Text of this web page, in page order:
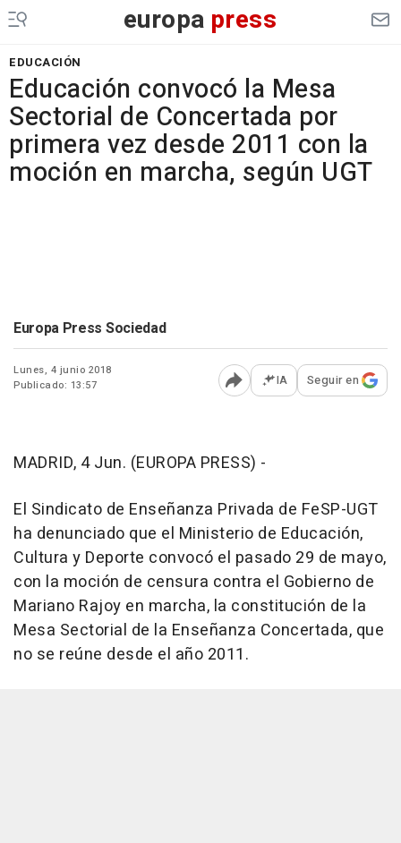
europa press
EDUCACIÓN
Educación convocó la Mesa
Sectorial de Concertada por
primera vez desde 2011 con la
moción en marcha, según UGT
Europa Press Sociedad
Lunes, 4 junio 2018
Publicado: 13:57
Abrir opciones para
IA Seguir en
MADRID, 4 Jun. (EUROPA PRESS) -
El Sindicato de Enseñanza Privada de FeSP-UGT
ha denunciado que el Ministerio de Educación,
Cultura y Deporte convocó el pasado 29 de mayo,
con la moción de censura contra el Gobierno de
Mariano Rajoy en marcha, la constitución de la
Mesa Sectorial de la Enseñanza Concertada, que
no se reúne desde el año 2011.